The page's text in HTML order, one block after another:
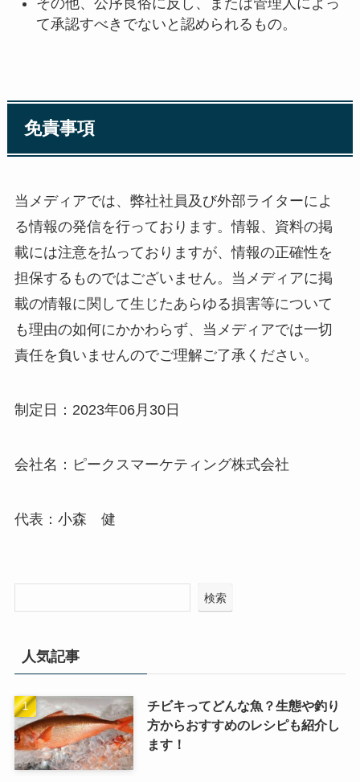
て承認すべきでないと認められるもの。
免責事項
当メディアでは、弊社社員及び外部ライターによ
る情報の発信を行っております。情報、資料の掲
載には注意を払っておりますが、情報の正確性を
担保するものではございません。当メディアに掲
載の情報に関して生じたあらゆる損害等について
も理由の如何にかかわらず、当メディアでは一切
責任を負いませんのでご理解ご了承ください。
制定日：2023年06月30日
会社名：ピークスマーケティング株式会社
代表：小森 健
検索
人気記事
チビキってどんな魚？生態や釣り
方からおすすめのレシピも紹介し
ます！